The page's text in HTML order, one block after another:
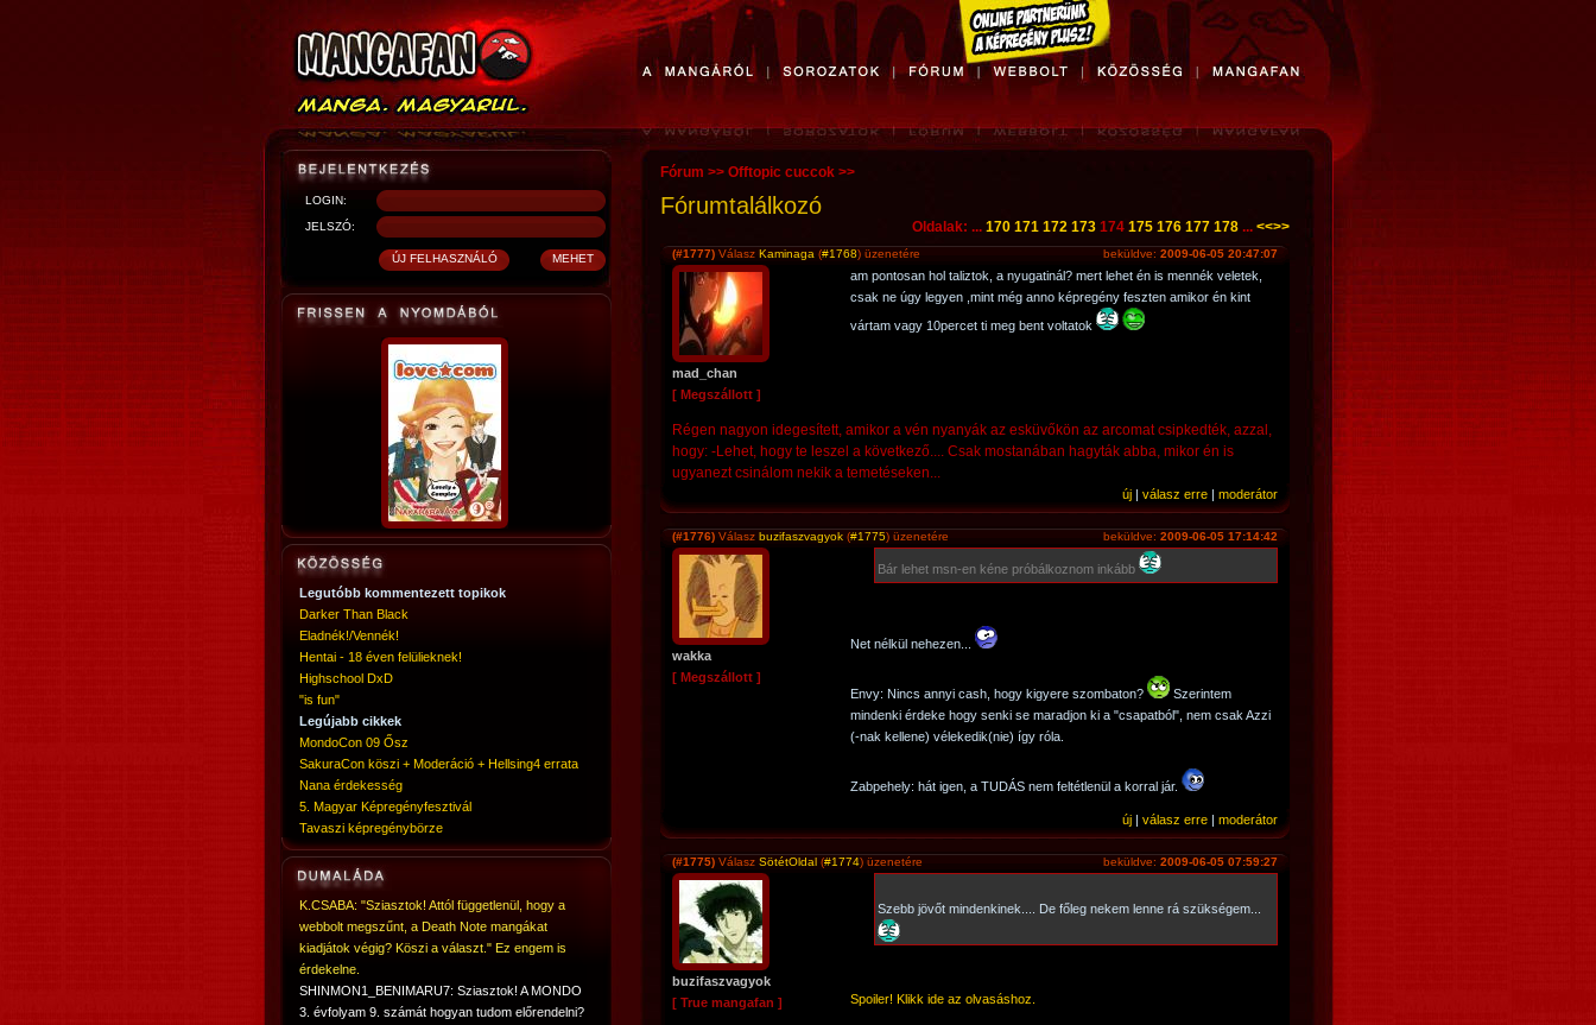
LOGIN:
JELSZÓ:
Legutóbb kommentezett topikok
Darker Than Black
Eladnék!/Vennék!
Hentai - 18 éven felülieknek!
Highschool DxD
"is fun"
Legújabb cikkek
MondoCon 09 Ősz
SakuraCon köszi + Moderáció + Hellsing4 errata
Nana érdekesség
5. Magyar Képregényfesztivál
Tavaszi képregénybörze
K.CSABA: "Sziasztok! Attól függetlenül, hogy a
webbolt megszűnt, a Death Note mangákat
kiadjátok végig? Köszi a választ." Ez engem is
érdekelne.
SHINMON1_BENIMARU7: Sziasztok! A MONDO
3. évfolyam 9. számát hogyan tudom előrendelni?
Fórum >> Offtopic cuccok >>
Fórumtalálkozó
Oldalak: ... 170 171 172 173 174 175 176 177 178 ... <<>>
beküldve: 2009-06-05 20:47:07
(#1777) Válasz Kaminaga (#1768) üzenetére
mad_chan
[ Megszállott ]
am pontosan hol taliztok, a nyugatinál? mert lehet én is mennék veletek,
csak ne úgy legyen ,mint még anno képregény feszten amikor én kint
vártam vagy 10percet ti meg bent voltatok
Régen nagyon idegesített, amikor a vén nyanyák az esküvőkön az arcomat csipkedték, azzal,
hogy: -Lehet, hogy te leszel a következő.... Csak mostanában hagyták abba, mikor én is
ugyanezt csinálom nekik a temetéseken...
új | válasz erre | moderátor
beküldve: 2009-06-05 17:14:42
(#1776) Válasz buzifaszvagyok (#1775) üzenetére
wakka
[ Megszállott ]
Bár lehet msn-en kéne próbálkoznom inkább
Net nélkül nehezen...
Envy: Nincs annyi cash, hogy kigyere szombaton?
Szerintem
mindenki érdeke hogy senki se maradjon ki a "csapatból", nem csak Azzi
(-nak kellene) vélekedik(nie) így róla.
Zabpehely: hát igen, a TUDÁS nem feltétlenül a korral jár.
új | válasz erre | moderátor
beküldve: 2009-06-05 07:59:27
(#1775) Válasz SötétOldal (#1774) üzenetére
buzifaszvagyok
[ True mangafan ]
Szebb jövőt mindenkinek.... De főleg nekem lenne rá szükségem...
Spoiler! Klikk ide az olvasáshoz.